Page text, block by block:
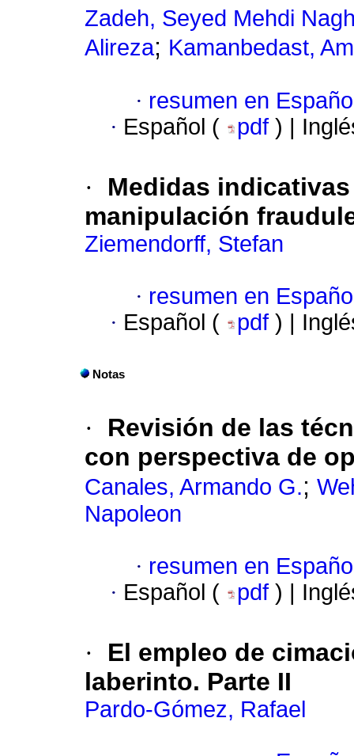
Zadeh, Seyed Mehdi
Alireza; Kamanbedast,
· resumen en
· Español ( pdf ) |
·
Medidas
manipulación
Ziemendorff, Stefan
· resumen en
· Español ( pdf ) |
Notas
·
Revisión de las
con perspectiva de
Canales, Armando G.;
Napoleon
· resumen en
· Español ( pdf ) |
·
El empleo de
laberinto. Parte II
Pardo-Gómez, Rafael